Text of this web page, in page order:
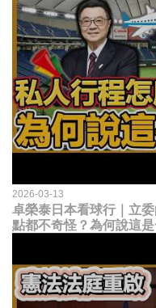
2026-03-13
卓榮泰日本看球行｜立
點都不奇怪？為何說這